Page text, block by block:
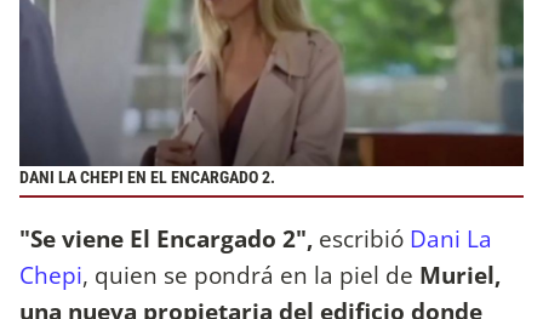
DANI LA CHEPI EN EL ENCARGADO 2.
"Se viene El Encargado 2", escribió Dani La
Chepi, quien se pondrá en la piel de Muriel,
una nueva propietaria del edificio donde